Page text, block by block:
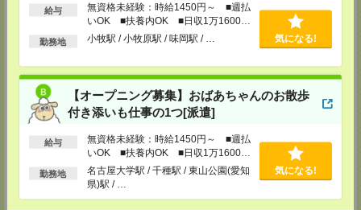
給与
無資格未経験：時給1450円～ ■週払
いOK ■扶養内OK ■日収1万1600円
以上
勤務地 小牧駅 / 小牧原駅 / 味岡駅 / … 気になる!
【オープニング募集】おばあちゃんのお散歩
付き添いも仕事の1つ[派遣]
給与
無資格未経験：時給1450円～ ■週払
いOK ■扶養内OK ■日収1万1600円
以上
勤務地
名古屋大学駅 / 千種駅 / 東山公園(愛知
県)駅 / …
気になる!
【電話登録】30分程度
・経験やご希望などをインタビュー
・お仕事のご紹介など
CS名古屋支店
〒460-0008
名古屋市中区栄 2-3-1 名古屋広小路ビルヂング 5F
MAIL：CS_NAGOYA@manpowergroup.jp
CS静岡支店